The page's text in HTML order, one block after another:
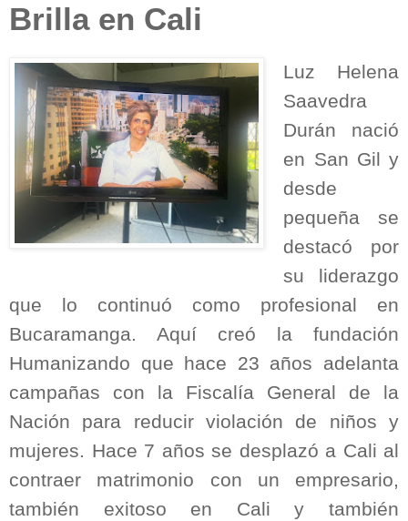
Brilla en Cali
Luz Helena
Saavedra
Durán nació
en San Gil y
desde
pequeña se
destacó por
su liderazgo
que lo continuó como profesional en
Bucaramanga. Aquí creó la fundación
Humanizando que hace 23 años adelanta
campañas con la Fiscalía General de la
Nación para reducir violación de niños y
mujeres. Hace 7 años se desplazó a Cali al
contraer matrimonio con un empresario,
también exitoso en Cali y también